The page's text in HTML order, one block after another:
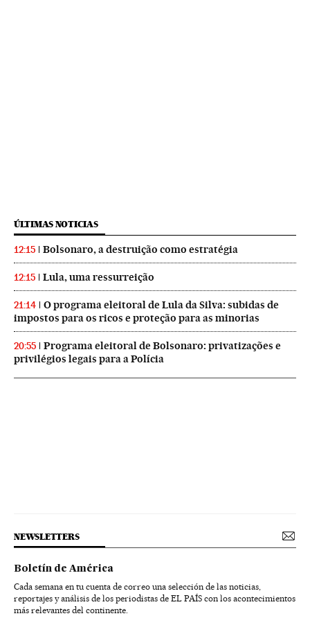
ÚLTIMAS NOTICIAS
12:15 Bolsonaro, a destruição como estratégia
12:15 Lula, uma ressurreição
21:14
O programa eleitoral de Lula da Silva: subidas de
impostos para os ricos e proteção para as minorias
20:55
Programa eleitoral de Bolsonaro: privatizações e
privilégios legais para a Polícia
NEWSLETTERS
Boletín de América
Cada semana en tu cuenta de correo una selección de las noticias,
reportajes y análisis de los periodistas de EL PAÍS con los acontecimientos
más relevantes del continente.